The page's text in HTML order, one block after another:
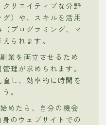
リエイティブな分野
グ）や、スキルを活用
プログラミング、マ
られます。
業を両立させるため
理が求められます。
し、効率的に時間を
。
めたら、自分の機会
のウェブサイトでの